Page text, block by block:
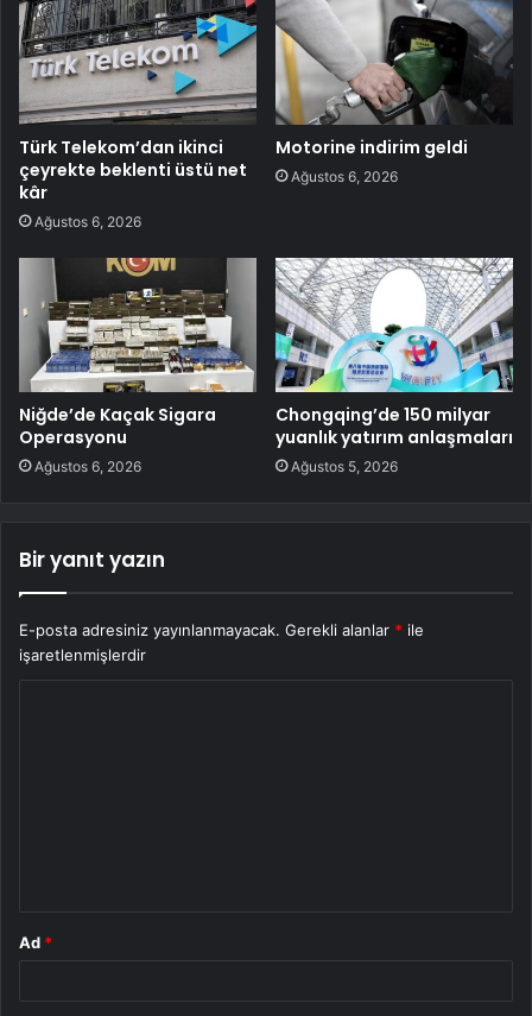
Türk Telekom’dan ikinci
çeyrekte beklenti üstü net
kâr
Ağustos 6, 2026
Motorine indirim geldi
Ağustos 6, 2026
Niğde’de Kaçak Sigara
Operasyonu
Ağustos 6, 2026
Chongqing’de 150 milyar
yuanlık yatırım anlaşmaları
Ağustos 5, 2026
Bir yanıt yazın
E-posta adresiniz yayınlanmayacak. Gerekli alanlar * ile
işaretlenmişlerdir
Ad *